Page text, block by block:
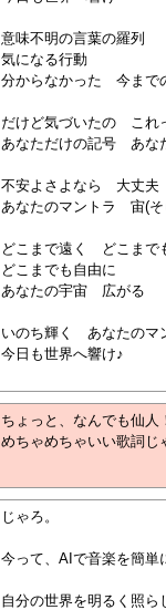
意味不明の言葉の羅列
気になる行動
分からなかった 今まで
だけど気づいたの これ
あなただけの記号 あな
不安よさよなら 大丈夫
あなたのマントラ 宙(
どこまで遠く どこまで
どこまでも自由に
あなたの宇宙 広がる
いのち輝く あなたのマ
今日も世界へ響け♪
ちょっと、なんでも仙人
めちゃめちゃいい歌詞じ
じゃろ。
今って、AIで音楽を簡単
自分の世界を明るく照